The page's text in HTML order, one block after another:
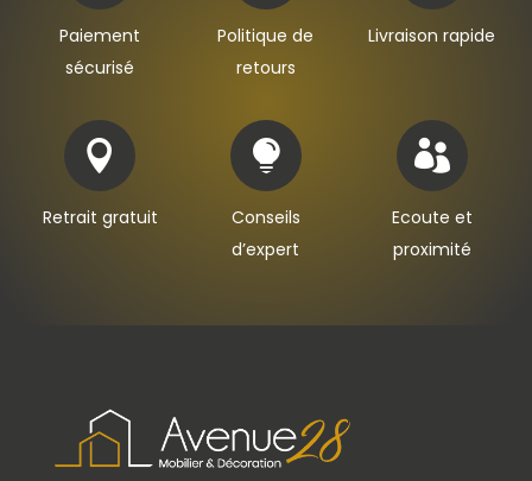
Paiement
sécurisé
Politique de
retours
Livraison rapide

Retrait gratuit

Conseils
d’expert

Ecoute et
proximité